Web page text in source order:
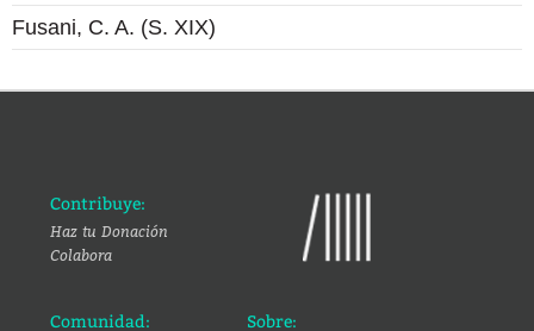
Fusani, C. A. (S. XIX)
Contribuye:
Haz tu Donación
Colabora
Comunidad: Sobre: